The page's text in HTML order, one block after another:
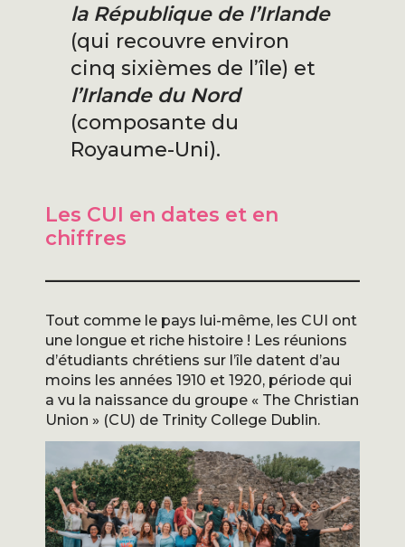
la République de l’Irlande
(qui recouvre environ
cinq sixièmes de l’île) et
l’Irlande du Nord
(composante du
Royaume-Uni).
Les CUI en dates et en
chiffres
Tout comme le pays lui-même, les CUI ont
une longue et riche histoire ! Les réunions
d’étudiants chrétiens sur l’île datent d’au
moins les années 1910 et 1920, période qui
a vu la naissance du groupe « The Christian
Union » (CU) de Trinity College Dublin.